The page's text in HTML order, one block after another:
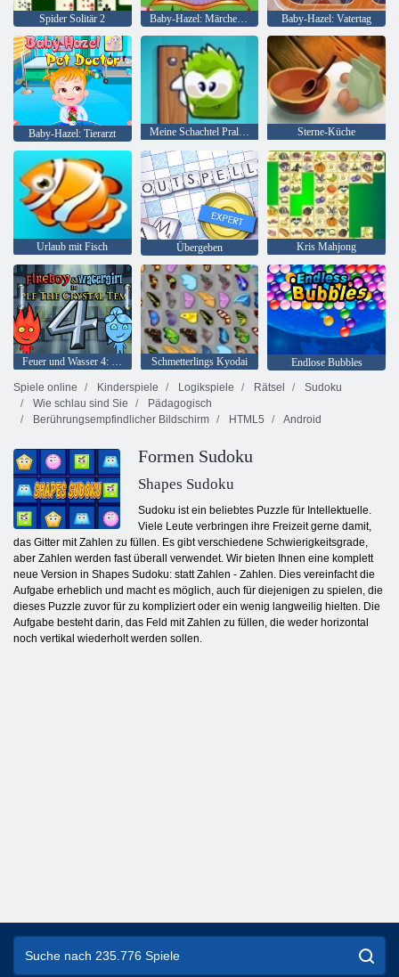
Spider Solitär 2 Baby-Hazel: Märchenland Baby-Hazel: Vatertag
Baby-Hazel: Tierarzt Meine Schachtel Pralinen Sterne-Küche
Urlaub mit Fisch Übergeben Kris Mahjong
Feuer und Wasser 4: Kristalltempel Schmetterlings Kyodai
Endlose Bubbles
Spiele online
Kinderspiele Logikspiele Rätsel
Sudoku
Wie schlau sind Sie
Pädagogisch
Berührungsempfindlicher Bildschirm
HTML5 Android
Formen Sudoku
Shapes Sudoku
Sudoku ist ein beliebtes Puzzle für Intellektuelle.
Viele Leute verbringen ihre Freizeit gerne damit,
das Gitter mit Zahlen zu füllen. Es gibt verschiedene Schwierigkeitsgrade,
aber Zahlen werden fast überall verwendet. Wir bieten Ihnen eine komplett
neue Version in Shapes Sudoku: statt Zahlen - Zahlen. Dies vereinfacht die
Aufgabe erheblich und macht es möglich, auch für diejenigen zu spielen, die
dieses Puzzle zuvor für zu kompliziert oder ein wenig langweilig hielten. Die
Aufgabe besteht darin, das Feld mit Zahlen zu füllen, die weder horizontal
noch vertikal wiederholt werden sollen.